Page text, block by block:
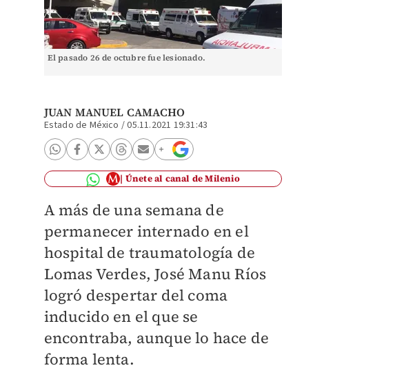
El pasado 26 de octubre fue lesionado.
JUAN MANUEL CAMACHO
Estado de México /05.11.2021 19:31:43
Únete al canal de Milenio
A más de una semana de
permanecer internado en el
hospital de traumatología de
Lomas Verdes, José Manu Ríos
logró despertar del coma
inducido en el que se
encontraba, aunque lo hace de
forma lenta.